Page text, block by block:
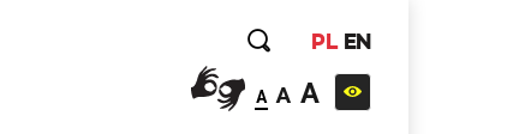
PL EN
A A A